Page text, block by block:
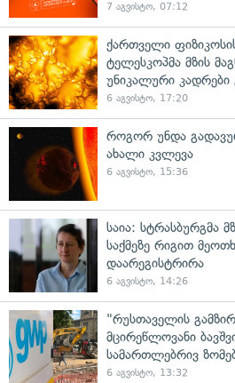
7 აგვისტო, 07:12
ქართველი
ტელესკოპმა მზის
უნიკალური
6 აგვისტო, 17:20
როგორ უნდა
ახალი კვლევა
6 აგვისტო, 15:36
საია: სტრასბურგმა
საქმეზე რიგით
დაარეგისტრირა
6 აგვისტო, 14:26
"რუსთაველის
მცირეწლოვანი
სამართლებრივ
6 აგვისტო, 13:32